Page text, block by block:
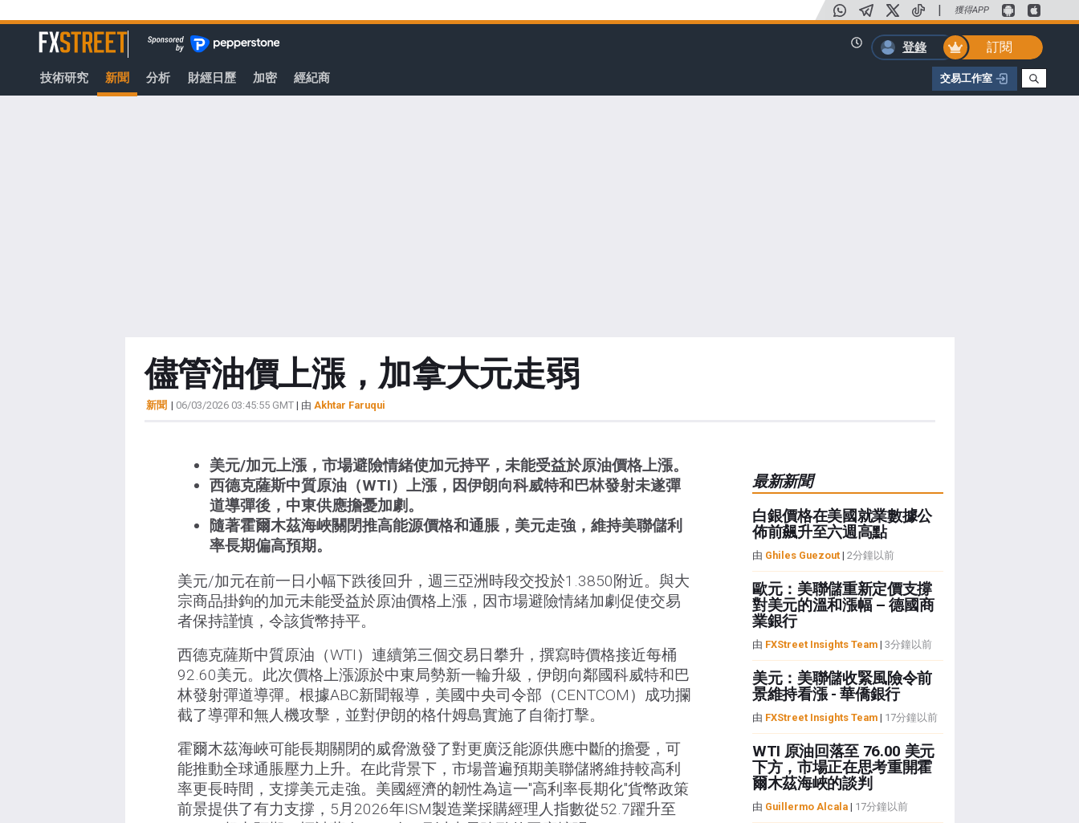
至
容
| 獲得APP
FXStreet
登錄
訂閱
技術研究 新聞 分析 財經日歷 加密 經紀商 交易工作室
儘管油價上漲，加拿大元走弱
新聞 | 06/03/2026 03:45:55 GMT| 由 Akhtar Faruqui
美元/加元上漲，市場避險情緒使加元持平，未能受益於原油價格上漲。
西德克薩斯中質原油（WTI）上漲，因伊朗向科威特和巴林發射未遂彈
道導彈後，中東供應擔憂加劇。
隨著霍爾木茲海峽關閉推高能源價格和通脹，美元走強，維持美聯儲利
率長期偏高預期。
美元/加元在前一日小幅下跌後回升，週三亞洲時段交投於1.3850附近。與大
宗商品掛鉤的加元未能受益於原油價格上漲，因市場避險情緒加劇促使交易
者保持謹慎，令該貨幣持平。
西德克薩斯中質原油（WTI）連續第三個交易日攀升，撰寫時價格接近每桶
92.60美元。此次價格上漲源於中東局勢新一輪升級，伊朗向鄰國科威特和巴
林發射彈道導彈。根據ABC新聞報導，美國中央司令部（CENTCOM）成功攔
截了導彈和無人機攻擊，並對伊朗的格什姆島實施了自衛打擊。
霍爾木茲海峽可能長期關閉的威脅激發了對更廣泛能源供應中斷的擔憂，可
能推動全球通脹壓力上升。在此背景下，市場普遍預期美聯儲將維持較高利
率更長時間，支撐美元走強。美國經濟的韌性為這一"高利率長期化"貨幣政策
前景提供了有力支撐，5月2026年ISM製造業採購經理人指數從52.7躍升至
最新新聞
白銀價格在美國就業數據公
佈前飆升至六週高點
由 Ghiles Guezout| 2分鐘以前
歐元：美聯儲重新定價支撐
對美元的溫和漲幅 – 德國商
業銀行
由 FXStreet Insights Team| 3分鐘以前
美元：美聯儲收緊風險令前
景維持看漲 - 華僑銀行
由 FXStreet Insights Team| 17分鐘以前
WTI 原油回落至 76.00 美元
下方，市場正在思考重開霍
爾木茲海峽的談判
由 Guillermo Alcala| 17分鐘以前